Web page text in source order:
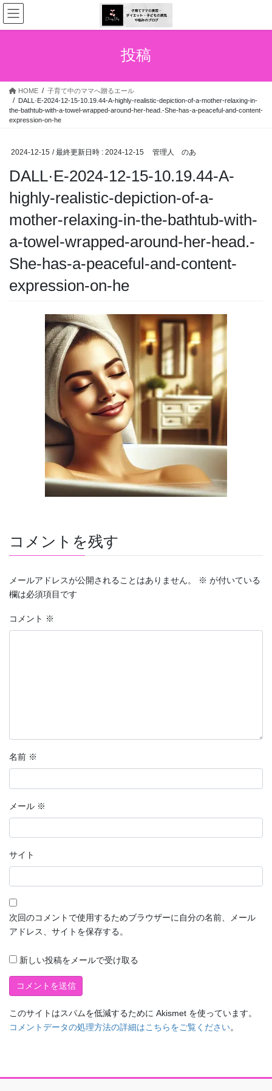
コ
ン
テ
ス
ナ
ビ
ゲ
ン
投稿
HOME
子育て中のママへ贈るエール
DALL·E-2024-12-15-10.19.44-A-highly-realistic-depiction-of-a-mother-relaxing-in-
the-bathtub-with-a-towel-wrapped-around-her-head.-She-has-a-peaceful-and-content-
expression-on-he
2024-12-15 / 最終更新日時 : 2024-12-15 管理人 のあ
DALL·E-2024-12-15-10.19.44-A-
highly-realistic-depiction-of-a-
mother-relaxing-in-the-bathtub-with-
a-towel-wrapped-around-her-head.-
She-has-a-peaceful-and-content-
expression-on-he
コメントを残す
メールアドレスが公開されることはありません。 ※ が付いている
欄は必須項目です
コメント ※
名前 ※
メール ※
サイト
次回のコメントで使用するためブラウザーに自分の名前、メール
アドレス、サイトを保存する。
新しい投稿をメールで受け取る
このサイトはスパムを低減するために Akismet を使っています。
コメントデータの処理方法の詳細はこちらをご覧ください。